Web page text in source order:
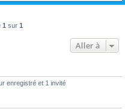
1 sur 1
Aller à
enregistré et 1 invité